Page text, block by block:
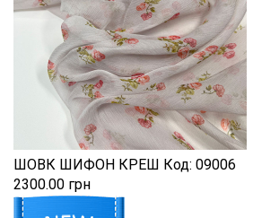
ШОВК ШИФОН КРЕШ Код: 09006
2300.00 грн